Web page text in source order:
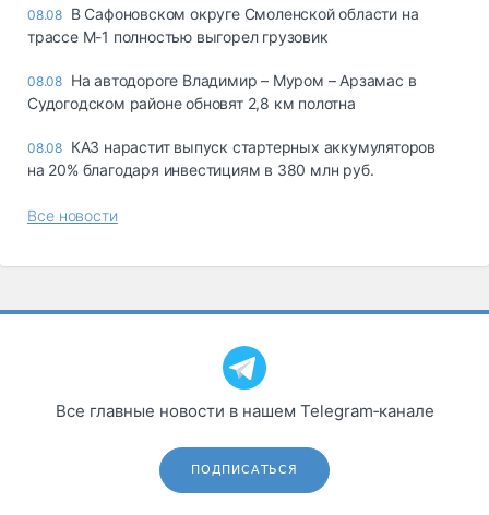
08.08 В Сафоновском округе Смоленской области на
трассе М-1 полностью выгорел грузовик
08.08 На автодороге Владимир – Муром – Арзамас в
Судогодском районе обновят 2,8 км полотна
08.08 КАЗ нарастит выпуск стартерных аккумуляторов
на 20% благодаря инвестициям в 380 млн руб.
Все новости
Все главные новости в нашем Telegram‑канале
ПОДПИСАТЬСЯ